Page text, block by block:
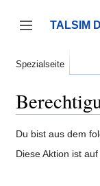
springen
Seitenleiste umschalten
TALSIM
Spezialseite
Du bist aus dem
Diese Aktion ist